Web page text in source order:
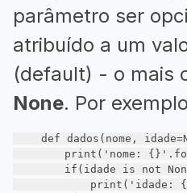
parâmetro ser
atribuído a um
(default) - o mais
None. Por
def dados (nome,
        print(
'nome: {}'
if (idade is not
            print(
'idade: